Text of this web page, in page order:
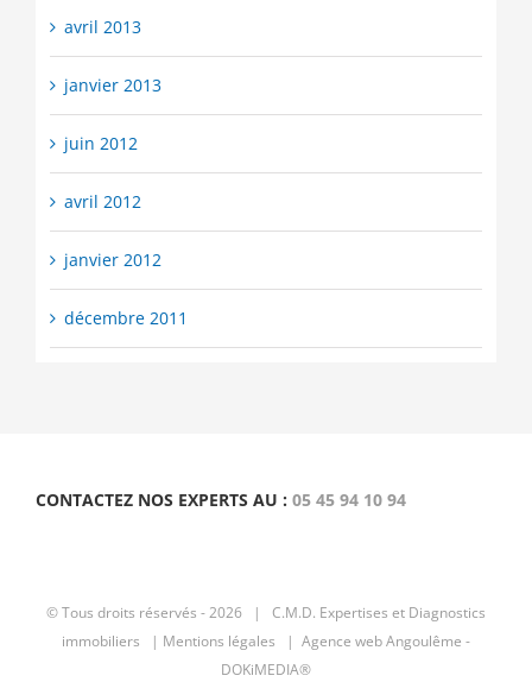
avril 2013
janvier 2013
juin 2012
avril 2012
janvier 2012
décembre 2011
CONTACTEZ NOS EXPERTS AU : 05 45 94 10 94
© Tous droits réservés -2026 | C.M.D. Expertises et Diagnostics
immobiliers | Mentions légales | Agence web Angoulême -
DOKiMEDIA®